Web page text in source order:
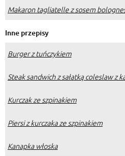
Makaron tagliatelle z sosem
Inne przepisy
Burger z tuńczykiem
Steak sandwich z sałatką coleslaw z
Kurczak ze szpinakiem
Piersi z kurczaka ze szpinakiem
Kanapka włoska